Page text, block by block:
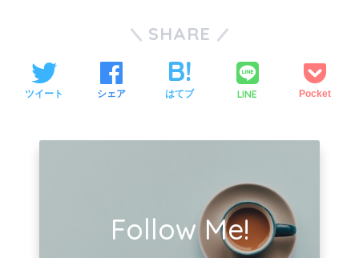
SHARE
ツイート シェア はてブ LINE Pocket
Follow Me!